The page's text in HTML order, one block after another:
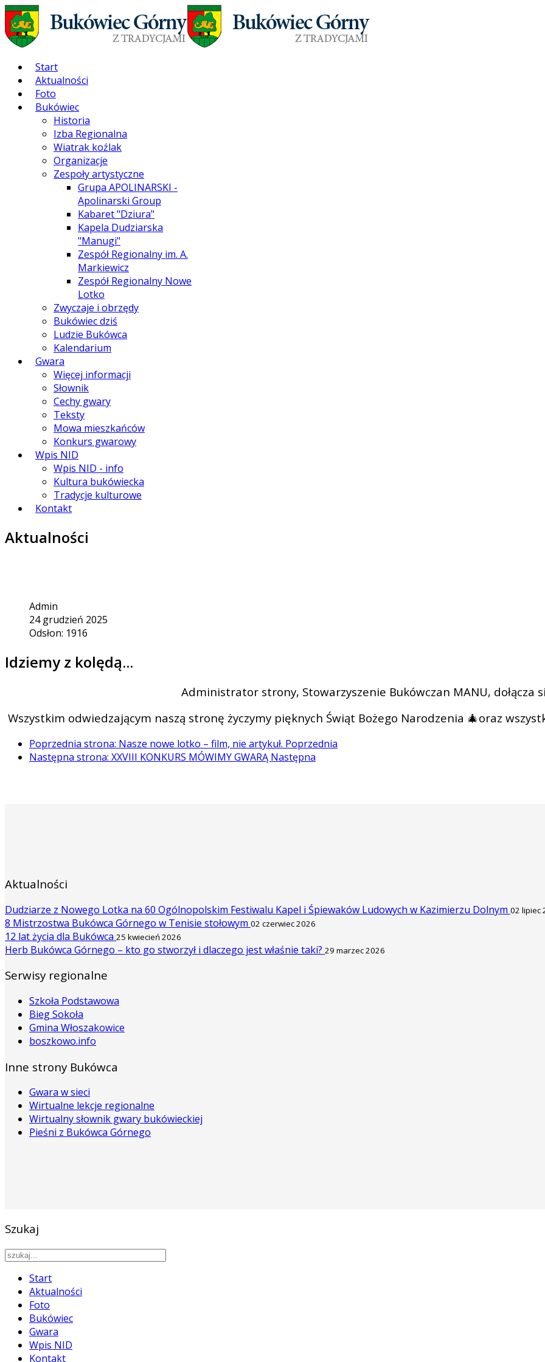
Start
Aktualności
Foto
Bukówiec
Historia
Izba Regionalna
Wiatrak koźlak
Organizacje
Zespoły artystyczne
Grupa APOLINARSKI -
Apolinarski Group
Kabaret "Dziura"
Kapela Dudziarska
"Manugi"
Zespół Regionalny im. A.
Markiewicz
Zespół Regionalny Nowe
Lotko
Zwyczaje i obrzędy
Bukówiec dziś
Ludzie Bukówca
Kalendarium
Gwara
Więcej informacji
Słownik
Cechy gwary
Teksty
Mowa mieszkańców
Konkurs gwarowy
Wpis NID
Wpis NID - info
Kultura bukówiecka
Tradycje kulturowe
Kontakt
Aktualności
Admin
24 grudzień 2025
Odsłon: 1916
Idziemy z kolędą...
Administrator strony, Stowarzyszenie Bukówczan MANU, dołącza
Wszystkim odwiedzającym naszą stronę życzymy pięknych Świąt Bożego Narodzenia 🎄oraz
Poprzednia strona: Nasze nowe lotko – film, nie artykuł. Poprzednia
Następna strona: XXVIII KONKURS MÓWIMY GWARĄ Następna
Aktualności
Dudziarze z Nowego Lotka na 60 Ogólnopolskim Festiwalu Kapel i Śpiewaków Ludowych w Kazimierzu Dolnym 02 lipiec
8 Mistrzostwa Bukówca Górnego w Tenisie stołowym 02 czerwiec 2026
12 lat życia dla Bukówca 25 kwiecień 2026
Herb Bukówca Górnego – kto go stworzył i dlaczego jest właśnie taki? 29 marzec 2026
Serwisy regionalne
Szkoła Podstawowa
Bieg Sokoła
Gmina Włoszakowice
boszkowo.info
Inne strony Bukówca
Gwara w sieci
Wirtualne lekcje regionalne
Wirtualny słownik gwary bukówieckiej
Pieśni z Bukówca Górnego
Szukaj
Start
Aktualności
Foto
Bukówiec
Gwara
Wpis NID
Kontakt